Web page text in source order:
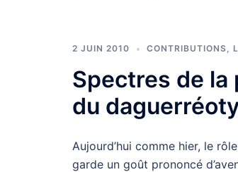
2 JUIN 2010 CONTRIBUTIONS,
Spectres de
du
Aujourd’hui comme hier, le
garde un goût prononcé